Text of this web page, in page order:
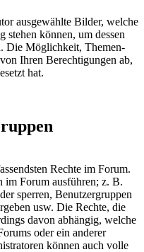
ausgewählte Bilder, welche
stehen können, um dessen
Die Möglichkeit, Themen-
Ihren Berechtigungen ab,
hat.
Rechte im Forum.
im Forum ausführen; z. B.
sperren, Benutzergruppen
usw. Die Rechte, die
davon abhängig, welche
oder ein anderer
können auch volle